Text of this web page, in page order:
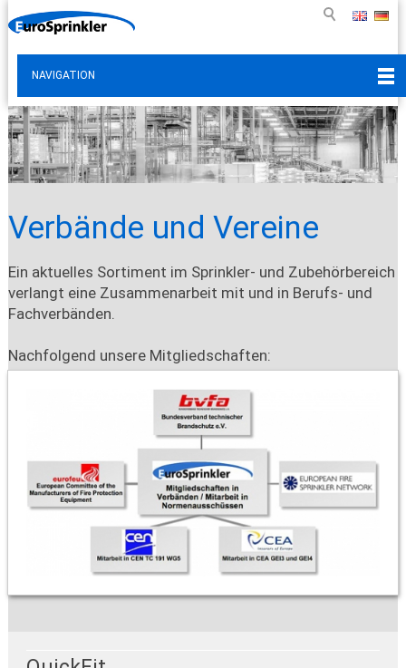
NAVIGATION
Verbände und Vereine
Ein aktuelles Sortiment im Sprinkler- und Zubehörbereich
verlangt eine Zusammenarbeit mit und in Berufs- und
Fachverbänden.
Nachfolgend unsere Mitgliedschaften: